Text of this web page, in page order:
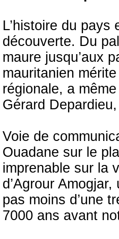
L’histoire du
découverte. Du
maure jusqu’aux
mauritanien
régionale, a
Gérard
Voie de
Ouadane sur le
imprenable sur la
d’Agrour
pas moins d’une
7000 ans avant